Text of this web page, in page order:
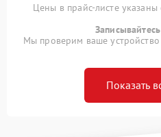
Цены в прайс-листе
Мы проверим ваше
Показать